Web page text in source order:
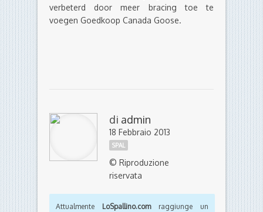
verbeterd door meer bracing toe te
voegen Goedkoop Canada Goose.
di admin
18 Febbraio 2013
SPAL
© Riproduzione
riservata
Attualmente LoSpallino.comraggiunge un